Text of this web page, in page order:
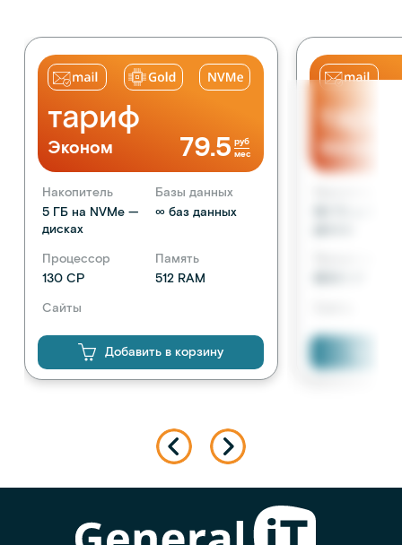
тариф
Эконом 79.5 руб
мес
Накопитель
5 ГБ на NVMe —
дисках
Базы данных
∞ баз данных
Процессор
130 CP
Память
512 RAM
Сайты
Добавить в корзину
Магазин